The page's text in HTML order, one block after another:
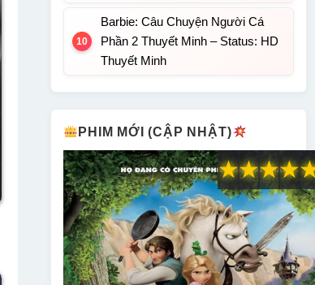
Barbie: Câu Chuyện Người Cá
Phần 2 Thuyết Minh – Status: HD
Thuyết Minh
PHIM MỚI (CẬP NHẬT)
★
★
★
★